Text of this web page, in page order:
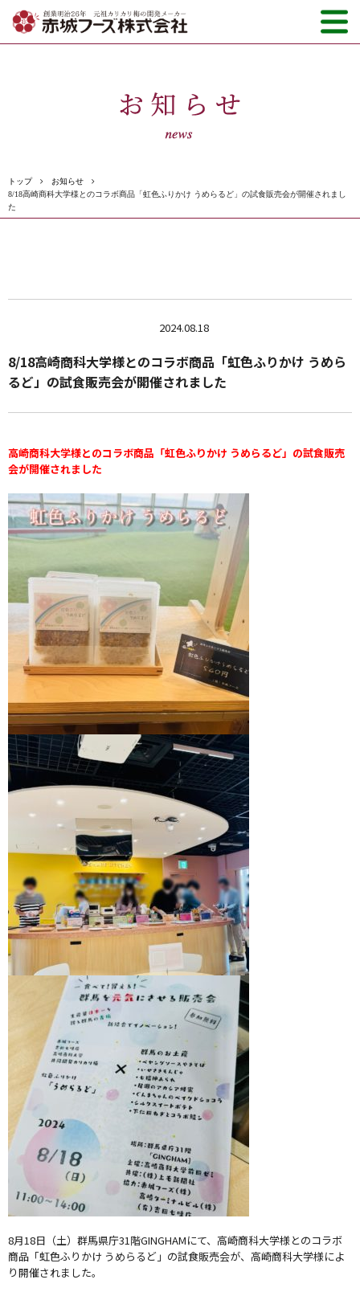
トップ
お知らせ
8/18高崎商科大学様とのコラボ商品「虹色ふりかけ うめらるど」の試食販売会が開催されまし
た
2024.08.18
8/18高崎商科大学様とのコラボ商品「虹色ふりかけ うめら
るど」の試食販売会が開催されました
高崎商科大学様とのコラボ商品「虹色ふりかけ うめらるど」の試食販売
会が開催されました
8月18日（土）群馬県庁31階GINGHAMにて、高崎商科大学様とのコラボ
商品「虹色ふりかけ うめらるど」の試食販売会が、高崎商科大学様によ
り開催されました。